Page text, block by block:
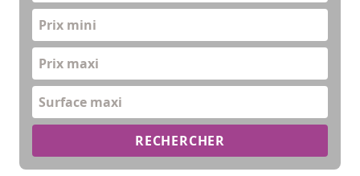
Prix mini
Prix maxi
Surface maxi
RECHERCHER